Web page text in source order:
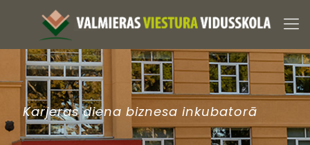
Karjeras diena biznesa inkubatorā